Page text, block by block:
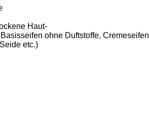
Haut-
ohne Duftstoffe, Cremeseifen
etc.)